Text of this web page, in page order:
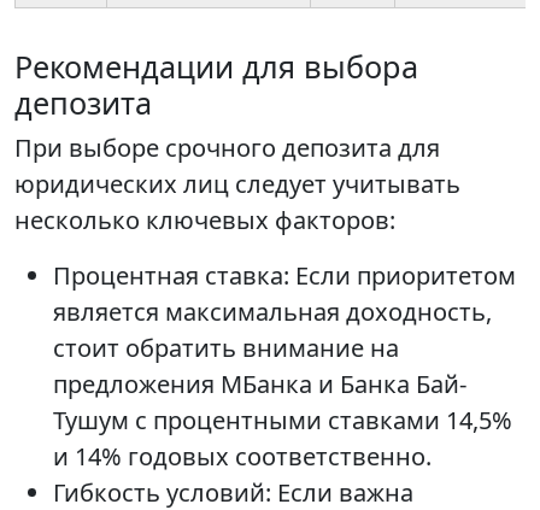
Рекомендации для выбора
депозита
При выборе срочного депозита для
юридических лиц следует учитывать
несколько ключевых факторов:
Процентная ставка: Если приоритетом
является максимальная доходность,
стоит обратить внимание на
предложения МБанка и Банка Бай-
Тушум с процентными ставками 14,5%
и 14% годовых соответственно.
Гибкость условий: Если важна